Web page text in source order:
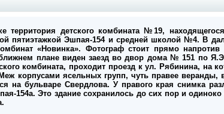
территория детского комбината №19,
пятиэтажкой Эшпая-154 и средней школой №4. В
«Новинка». Фотограф стоит прямо
плане виден заезд во двор дома № 151 по
комбината, проходит проезд к ул. Рябинина, на
корпусами ясельных групп, чуть правее веранды,
на бульваре Свердлова. У правого края снимка
154а. Это здание сохранилось до сих пор и